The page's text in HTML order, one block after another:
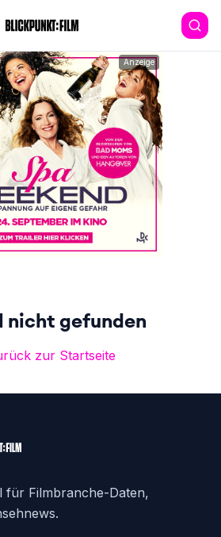
Anzeige
nicht gefunden
zur Startseite
für Filmbranche-Daten,